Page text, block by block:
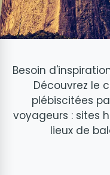
Besoin
Découvrez le
plébiscitées
voyageurs : sites
lieux de